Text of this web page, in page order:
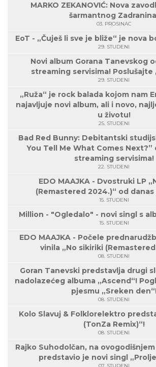
MARKO ZEKANOVIĆ: Nova
šarmantnog
03. PROSINAC
EoT - „Čuješ li sve je bliže“ je nova
29. STUDENI
Novi album Gorana Tanevskog
streaming servisima! Poslušajte
29. STUDENI
„Ruža“ je rock balada kojom nam
najavljuje novi album, ali i novo,
u životu!
25. STUDENI
Bad Red Bunny: Debitantski
You Tell Me What Comes Next?”
streaming servisima!
22. STUDENI
EDO MAAJKA - Dvostruki LP
(Remastered 2024.)“ od
15. STUDENI
Million - "Ogledalo" - novi singl s
15. STUDENI
EDO MAAJKA - Počele
vinila „No sikiriki
08. STUDENI
Goran Tanevski predstavlja drugi
nadolazećeg albuma „Ascend“!
pjesmu „Sreken
08. STUDENI
Kolo Slavuj & Folklorelektro
(TonZa Remix)“!
08. STUDENI
Rajko Suhodolčan, na
predstavio je novi singl